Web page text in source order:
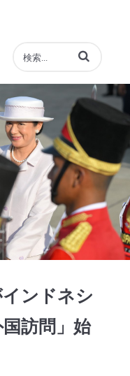
動画の検索語句
ンドネシ
訪問」始